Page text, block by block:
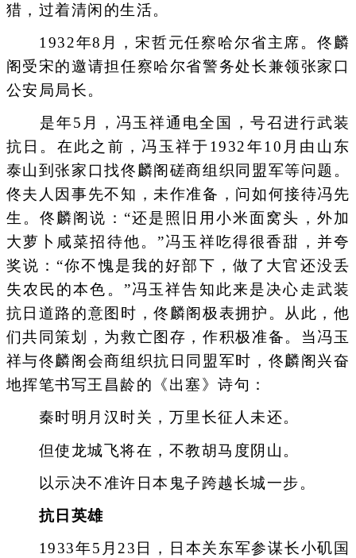
猎，过着清闲的生活。
1932年8月，宋哲元任察哈尔省主席。佟麟
阁受宋的邀请担任察哈尔省警务处长兼领张家口
公安局局长。
是年5月，冯玉祥通电全国，号召进行武装
抗日。在此之前，冯玉祥于1932年10月由山东
泰山到张家口找佟麟阁磋商组织同盟军等问题。
佟夫人因事先不知，未作准备，问如何接待冯先
生。佟麟阁说：“还是照旧用小米面窝头，外加
大萝卜咸菜招待他。”冯玉祥吃得很香甜，并夸
奖说：“你不愧是我的好部下，做了大官还没丢
失农民的本色。”冯玉祥告知此来是决心走武装
抗日道路的意图时，佟麟阁极表拥护。从此，他
们共同策划，为救亡图存，作积极准备。当冯玉
祥与佟麟阁会商组织抗日同盟军时，佟麟阁兴奋
地挥笔书写王昌龄的《出塞》诗句：
秦时明月汉时关，万里长征人未还。
但使龙城飞将在，不教胡马度阴山。
以示决不准许日本鬼子跨越长城一步。
抗日英雄
1933年5月23日，日本关东军参谋长小矶国